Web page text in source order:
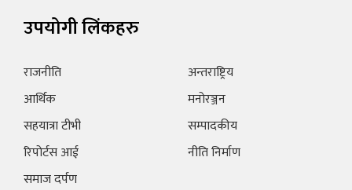
उपयोगी लिंकहरु
राजनीति
आर्थिक
सहयात्रा टीभी
रिपोर्टस आई
समाज दर्पण
अन्तराष्ट्रिय
मनोरञ्जन
सम्पादकीय
नीति निर्माण